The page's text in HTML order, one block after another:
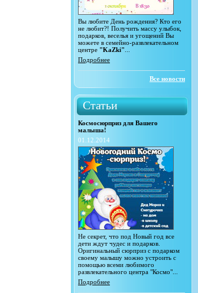
Вы любите День рождения? Кто его
не любит?! Получить массу улыбок,
подарков, веселья и угощений Вы
можете в семейно-развлекательном
центре "KaZki"
Подробнее
Все новости
Статьи
Космосюрприз для Вашего
малыша!
01.12.2014
Не секрет, что под Новый год все
дети ждут чудес и подарков.
Оригинальный сюрприз с подарком
своему малышу можно устроить с
помощью всеми любимого
развлекательного центра "Космо"...
Подробнее